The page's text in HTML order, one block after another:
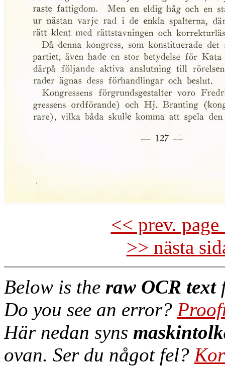
<< prev.
>> nästa
Below is the raw OCR text
Do you see an error?
Här nedan syns
ovan. Ser du något fel?